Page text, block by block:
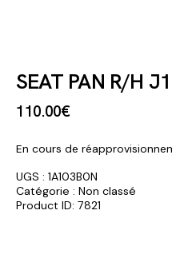
SEAT PAN R/H
110.00€
En cours de
UGS : 1A103B0N
Catégorie : Non classé
Product ID: 7821